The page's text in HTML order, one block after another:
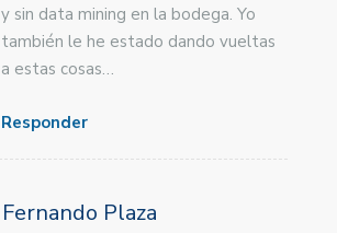
y sin data mining en la bodega. Yo
también le he estado dando vueltas
a estas cosas…
Responder
Fernando Plaza